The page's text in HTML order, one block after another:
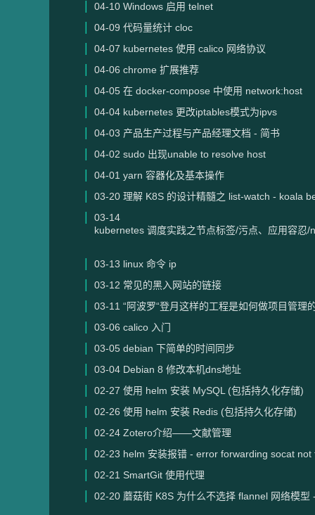
04-10 Windows 启用 telnet
04-09 代码量统计 cloc
04-07 kubernetes 使用 calico 网络协议
04-06 chrome 扩展推荐
04-05 在 docker-compose 中使用 network:host
04-04 kubernetes 更改iptables模式为ipvs
04-03 产品生产过程与产品经理文档 - 简书
04-02 sudo 出现unable to resolve host
04-01 yarn 容器化及基本操作
03-20 理解 K8S 的设计精髓之 list-watch - koala
03-14
kubernetes 调度实践之节点标签/污点、应用容忍
03-13 linux 命令 ip
03-12 常见的黑入网站的链接
03-11 “阿波罗“登月这样的工程是如何做项目管理
03-06 calico 入门
03-05 debian 下简单的时间同步
03-04 Debian 8 修改本机dns地址
02-27 使用 helm 安装 MySQL (包括持久化存储)
02-26 使用 helm 安装 Redis (包括持久化存储)
02-24 Zotero介绍——文献管理
02-23 helm 安装报错 - error forwarding socat not
02-21 SmartGit 使用代理
02-20 蘑菇街 K8S 为什么不选择 flannel 网络模型